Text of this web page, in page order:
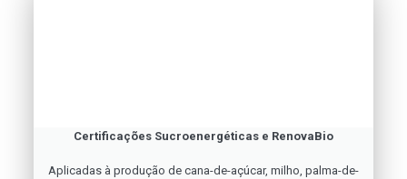
Certificações Sucroenergéticas e RenovaBio
Aplicadas à produção de cana-de-açúcar, milho, palma-de-